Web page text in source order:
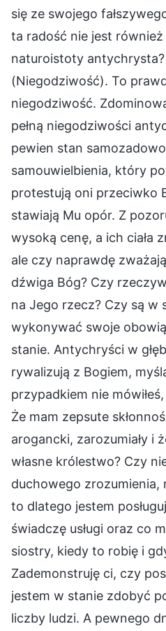
się ze swojego
ta radość nie jest
naturoistoty
(Niegodziwość). To
niegodziwość.
pełną niegodziwości
pewien stan
samouwielbienia, który
protestują oni przeciwko
stawiają Mu opór. Z
wysoką cenę, a ich ciała
ale czy naprawdę
dźwiga Bóg? Czy
na Jego rzecz? Czy są w
wykonywać swoje
stanie. Antychryści w
rywalizują z Bogiem,
przypadkiem nie
Że mam zepsute
arogancki, zarozumiały i
własne królestwo? Czy
duchowego zrozumienia,
to dlatego jestem
świadczę usługi oraz co
siostry, kiedy to robię i
Zademonstruję ci, czy
jestem w stanie zdobyć
liczby ludzi. A pewnego